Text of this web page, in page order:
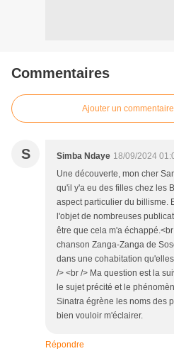
Commentaires
Ajouter un commentaire
S Simba Ndaye 18/09/2024
Une découverte, mon cher
qu'il y'a eu des filles chez les
aspect particulier du billisme.
l'objet de nombreuses
être que cela m'a
chanson Zanga-Zanga de
dans une cohabitation
/> <br /> Ma question est la
le sujet précité et le
Sinatra égrène les noms des
bien vouloir m'éclairer.
Répondre